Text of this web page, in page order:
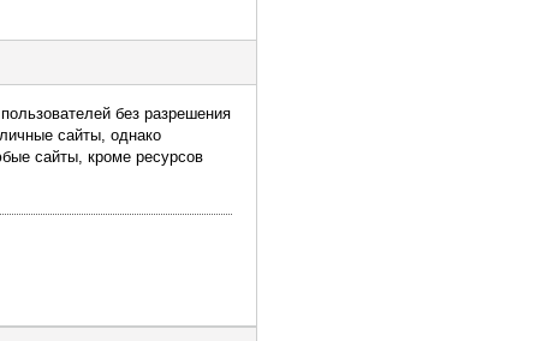
без разрешения
сайты, однако
сайты, кроме ресурсов